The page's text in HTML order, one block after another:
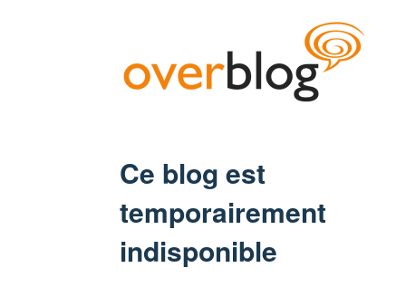
Ce blog est
temporairement
indisponible